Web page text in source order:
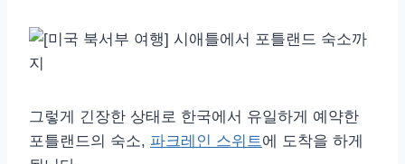
그렇게 긴장한 상태로 한국에서 유일하게 예약한
포틀랜드의 숙소, 파크레인 스위트 에 도착을 하게